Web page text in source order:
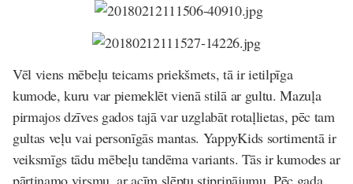
Vēl viens mēbeļu teicams priekšmets, tā ir ietilpīga
kumode, kuru var piemeklēt vienā stilā ar gultu. Mazuļa
pirmajos dzīves gados tajā var uzglabāt rotaļlietas, pēc tam
gultas veļu vai personīgās mantas. YappyKids sortimentā ir
veiksmīgs tādu mēbeļu tandēma variants. Tās ir kumodes ar
pārtinamo virsmu, ar acīm slēptu stiprinājumu. Pēc gada,